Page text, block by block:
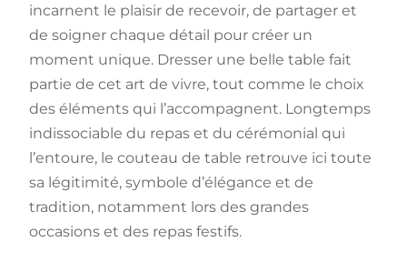
incarnent le plaisir de recevoir, de partager et
de soigner chaque détail pour créer un
moment unique. Dresser une belle table fait
partie de cet art de vivre, tout comme le choix
des éléments qui l’accompagnent. Longtemps
indissociable du repas et du cérémonial qui
l’entoure, le couteau de table retrouve ici toute
sa légitimité, symbole d’élégance et de
tradition, notamment lors des grandes
occasions et des repas festifs.